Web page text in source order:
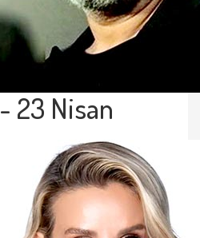
- 23 Nisan